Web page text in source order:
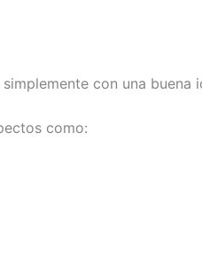
con una
como: